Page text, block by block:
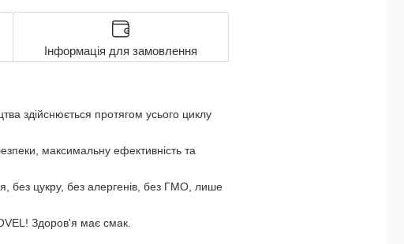
Інформація для замовлення
здійснюється протягом усього циклу
максимальну ефективність та
без цукру, без алергенів, без ГМО, лише
Здоров'я має смак.